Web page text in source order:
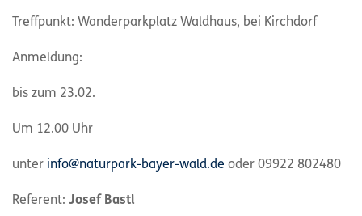
Treffpunkt: Wanderparkplatz Waldhaus, bei Kirchdorf
Anmeldung:
bis zum 23.02.
Um 12.00 Uhr
unter info@naturpark-bayer-wald.de oder 09922 802480
Referent: Josef Bastl